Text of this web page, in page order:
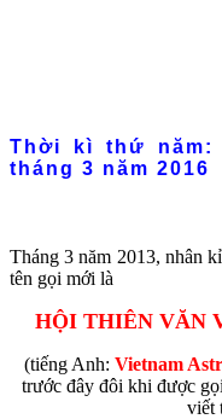
Thời kì thứ năm:
tháng 3 năm 2016
Tháng 3 năm 2013, nhân
tên gọi mới là
HỘI THIÊN VĂN
(tiếng Anh: Vietnam
trước đây đôi khi được
viết